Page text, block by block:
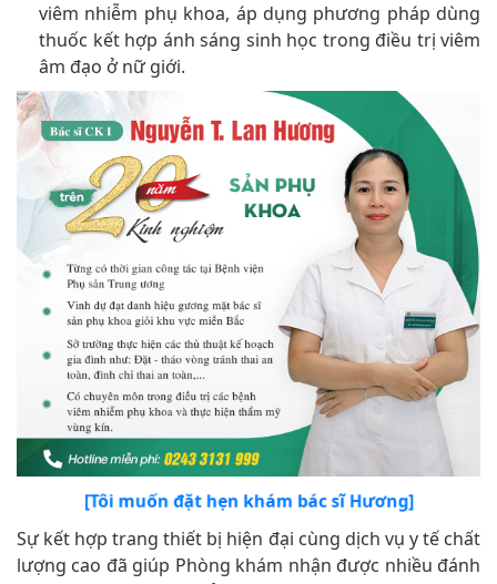
[Tôi muốn đặt hẹn khám bác sĩ Hương]
Sự kết hợp trang thiết bị hiện đại cùng dịch vụ y tế chất
giá tích cực từ đông đảo chị em. Bên cạnh đó, chị em
được đội ngũ nhân viên y tế chăm sóc tận tình, hướng
dẫn làm thủ tục nhanh gọn, vào thăm khám ngay mà